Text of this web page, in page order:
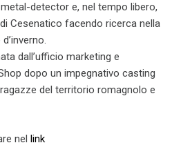
detector e, nel tempo libero,
Cesenatico facendo ricerca nella
dall’ufficio marketing e
dopo un impegnativo casting
del territorio romagnolo e
nel link